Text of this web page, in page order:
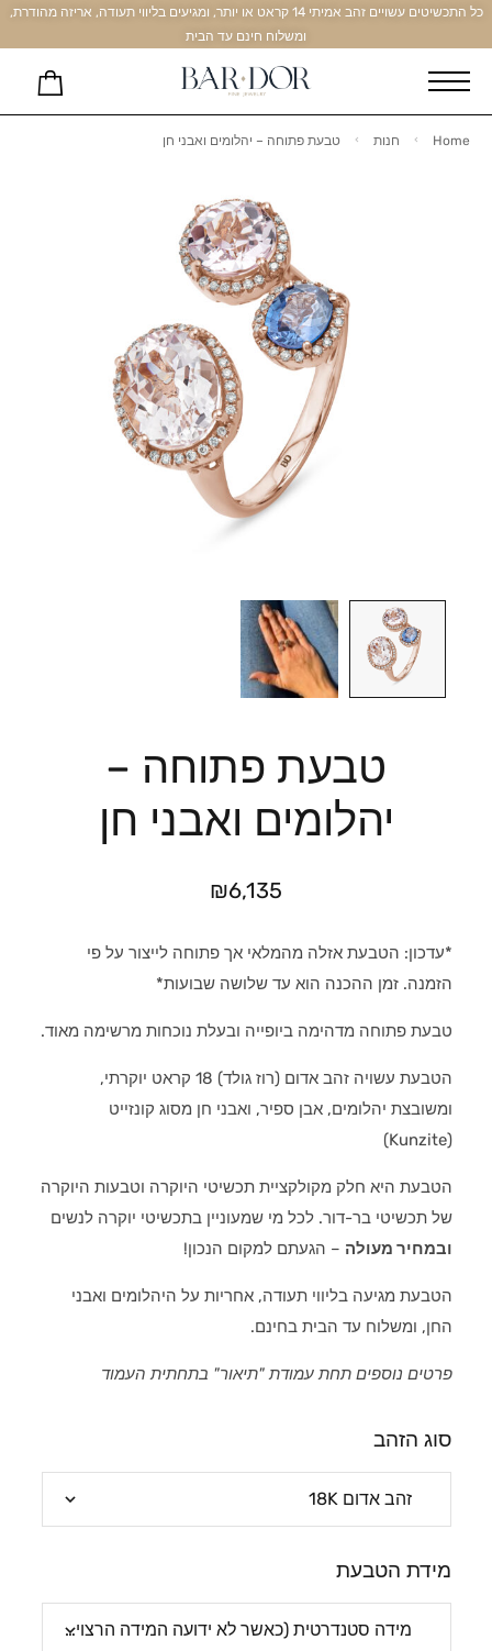
כל התכשיטים עשויים זהב אמיתי 14 קראט או יותר, ומגיעים בליווי תעודה, אריזה מהודרת,
ומשלוח חינם עד הבית
Home חנות טבעת פתוחה – יהלומים ואבני חן
טבעת פתוחה –
יהלומים ואבני חן
₪6,135
*עדכון: הטבעת אזלה מהמלאי אך פתוחה לייצור על פי
הזמנה. זמן ההכנה הוא עד שלושה שבועות*
טבעת פתוחה מדהימה ביופייה ובעלת נוכחות מרשימה מאוד.
הטבעת עשויה זהב אדום (רוז גולד) 18 קראט יוקרתי,
ומשובצת יהלומים, אבן ספיר, ואבני חן מסוג קונזייט
(Kunzite)
הטבעת היא חלק מקולקציית תכשיטי היוקרה וטבעות היוקרה
של תכשיטי בר-דור. לכל מי שמעוניין בתכשיטי יוקרה לנשים
ובמחיר מעולה – הגעתם למקום הנכון!
הטבעת מגיעה בליווי תעודה, אחריות על היהלומים ואבני
החן, ומשלוח עד הבית בחינם.
פרטים נוספים תחת עמודת "תיאור" בתחתית העמוד
סוג הזהב
מידת הטבעת